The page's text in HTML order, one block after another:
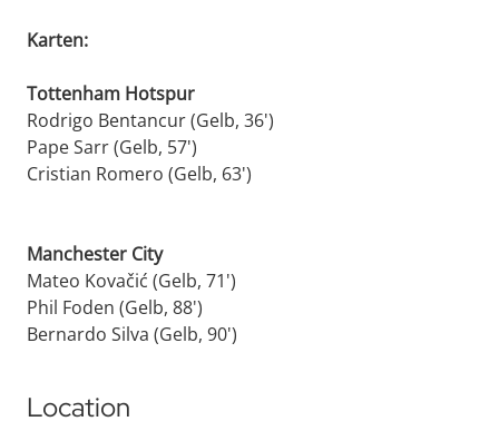
Karten:
Tottenham Hotspur
Rodrigo Bentancur (Gelb, 36')
Pape Sarr (Gelb, 57')
Cristian Romero (Gelb, 63')
Manchester City
Mateo Kovačić (Gelb, 71')
Phil Foden (Gelb, 88')
Bernardo Silva (Gelb, 90')
Location